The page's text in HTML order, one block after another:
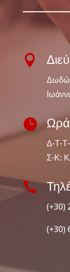


Δ-Τ-
Σ-Κ:

(+30)
(+30)